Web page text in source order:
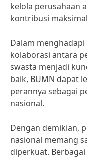
kelola perusahaan
kontribusi
Dalam
kolaborasi antara
swasta menjadi
baik, BUMN dapat
perannya sebagai
nasional.
Dengan demikian,
nasional memang
diperkuat.